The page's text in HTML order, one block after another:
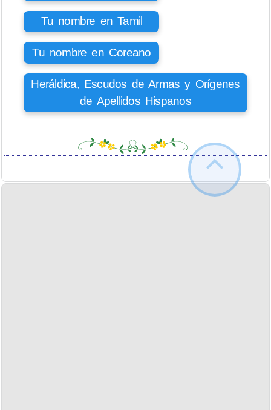
Tu nombre en Tamil
Tu nombre en Coreano
Heráldica, Escudos de Armas y Orígenes
de Apellidos Hispanos